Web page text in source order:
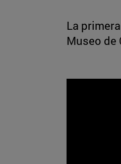
La
Museo de